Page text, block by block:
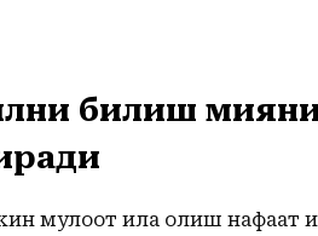
билиш
мулоқот қила олиш